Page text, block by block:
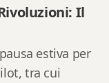
Il
estiva per
tra cui